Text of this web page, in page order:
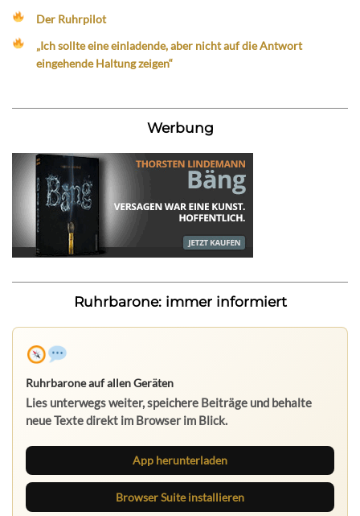
Der Ruhrpilot
„Ich sollte eine einladende, aber nicht auf die Antwort
eingehende Haltung zeigen“
Werbung
Ruhrbarone: immer informiert
Ruhrbarone auf allen Geräten
Lies unterwegs weiter, speichere Beiträge und behalte
neue Texte direkt im Browser im Blick.
App herunterladen
Browser Suite installieren